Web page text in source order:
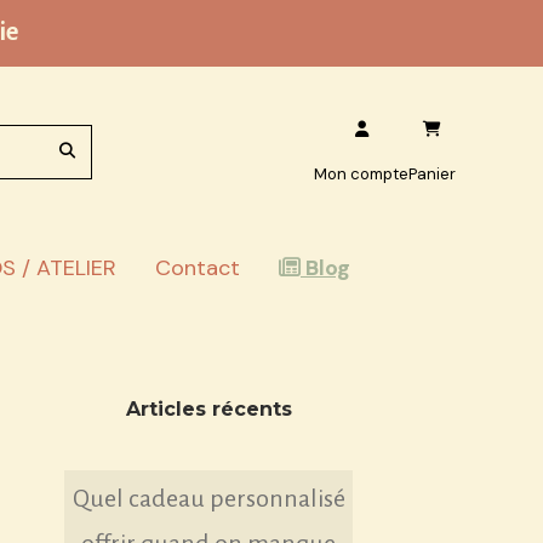
Mon comptePanier
/ ATELIER Contact Blog
Articles récents
Quel cadeau personnalisé